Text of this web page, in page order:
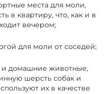
места для моли,
в квартиру, что, как и в
вечером;
для моли от соседей;
и домашние животные,
шерсть собак и
их в качестве